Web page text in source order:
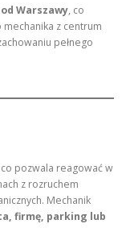
Warszawy, co
z centrum
pełnego
co pozwala reagować w
z rozruchem
Mechanik
firmę, parking lub